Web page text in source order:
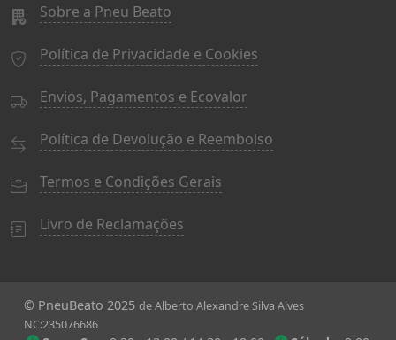
Sobre a Pneu Beato
Política de Privacidade e Cookies
Envios, Pagamentos e Ecovalor
Política de Devolução e Reembolso
Termos e Condições Gerais
Livro de Reclamações
© PneuBeato 2025 de Alberto Alexandre Silva Alves
NC:235076686